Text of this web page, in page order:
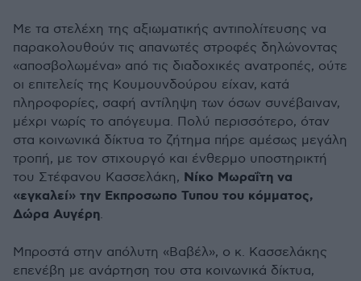
Με τα στελέχη της αξιωματικής αντιπολίτευσης να
παρακολουθούν τις απανωτές στροφές δηλώνοντας
«αποσβολωμένα» από τις διαδοχικές ανατροπές, ούτε
οι επιτελείς της Κουμουνδούρου είχαν, κατά
πληροφορίες, σαφή αντίληψη των όσων συνέβαιναν,
μέχρι νωρίς το απόγευμα. Πολύ περισσότερο, όταν
στα κοινωνικά δίκτυα το ζήτημα πήρε αμέσως μεγάλη
τροπή, με τον στιχουργό και ένθερμο υποστηρικτή
του Στέφανου Κασσελάκη, Νίκο Μωραΐτη να
«εγκαλεί» την Εκπροσωπο Τυπου του κόμματος,
Δώρα Αυγέρη.
Μπροστά στην απόλυτη «Βαβέλ», ο κ. Κασσελάκης
επενέβη με ανάρτηση του στα κοινωνικά δίκτυα,